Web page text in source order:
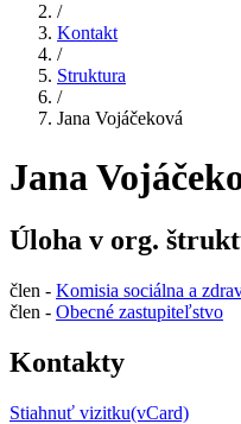
/
Kontakt
/
Struktura
/
Jana Vojáčeková
Jana
Úloha v org.
člen - Komisia sociálna a
člen - Obecné zastupiteľstvo
Kontakty
Stiahnuť vizitku(vCard)